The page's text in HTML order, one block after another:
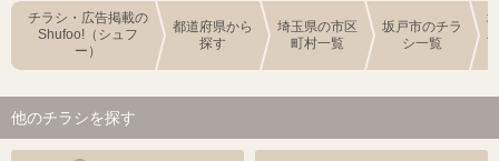
チラシ・広告掲載の
Shufoo!（シュフ
ー）
都道府県から
探す
埼玉県の市区
町村一覧
坂戸市のチラ
シ一覧
他のチラシを探す